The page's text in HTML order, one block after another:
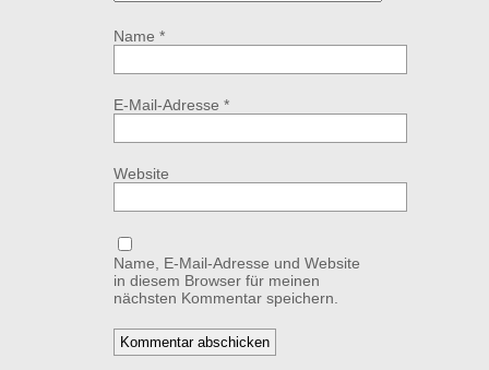
Name *
E-Mail-Adresse *
Website
Name, E-Mail-Adresse und Website
in diesem Browser für meinen
nächsten Kommentar speichern.